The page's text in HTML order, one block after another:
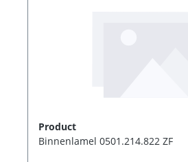
Product
Binnenlamel 0501.214.822 ZF